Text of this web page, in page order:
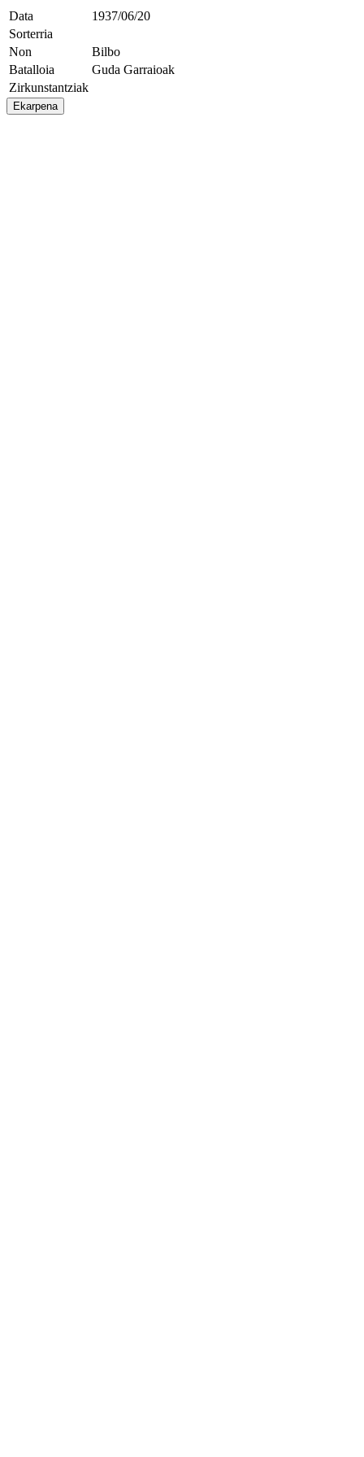
Data
1937/06/20
Sorterria
Non
Bilbo
Batalloia
Guda Garraioak
Zirkunstantziak